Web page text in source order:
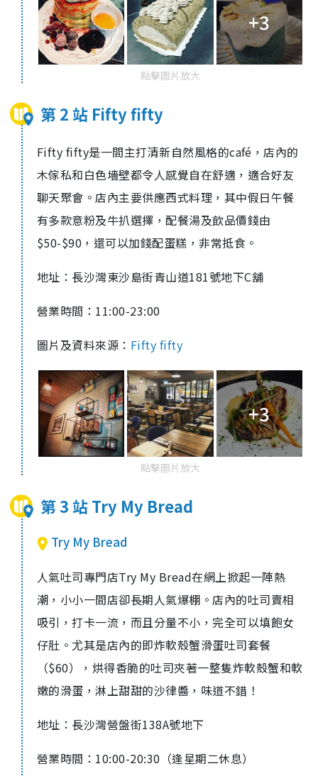
+3
點擊圖片放大
第 2 站 Fifty fifty
Fifty fifty是一間主打清新自然風格的café ，店內的
木傢私和白色墻壁都令人感覺自在舒適，適合好友
聊天聚會。店內主要供應西式料理，其中假日午餐
有多款意粉及牛扒選擇，配餐湯及飲品價錢由
$50-$90，還可以加錢配蛋糕，非常抵食。
地址：長沙灣東沙島街青山道181號地下C舖
營業時間： 11:00-23:00
圖片及資料來源： Fifty fifty
+3
點擊圖片放大
第 3 站 Try My Bread
Try My Bread
人氣吐司專門店Try My Bread在網上掀起一陣熱
潮，小小一間店卻長期人氣爆棚。店內的吐司賣相
吸引，打卡一流，而且分量不小，完全可以填飽女
仔肚。尤其是店內的即炸軟殼蟹滑蛋吐司套餐
（$60），烘得香脆的吐司夾著一整隻炸軟殼蟹和軟
嫩的滑蛋，淋上甜甜的沙律醬，味道不錯！
地址：長沙灣營盤街138A號地下
營業時間： 10:00-20:30 （逢星期二休息）